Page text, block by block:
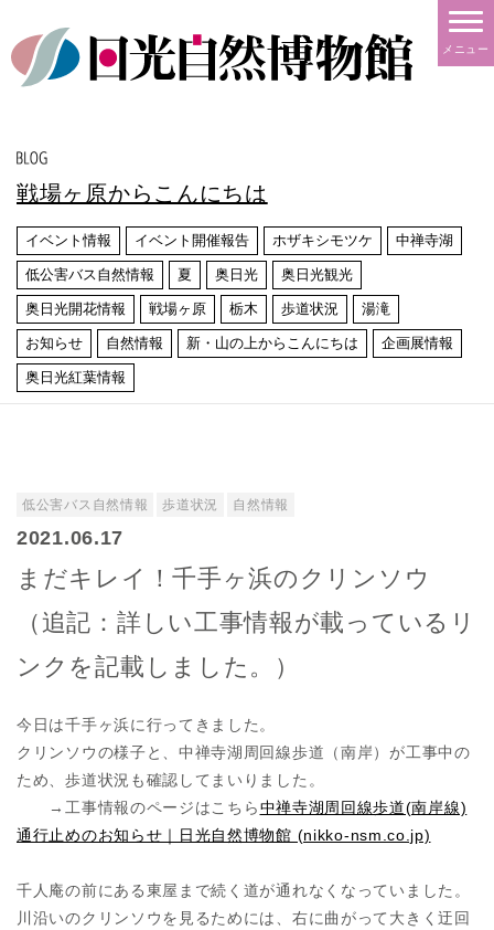
メニュー
戦場ヶ原からこんにちは
イベント情報 イベント開催報告 ホザキシモツケ 中禅寺湖
低公害バス自然情報 夏 奥日光 奥日光観光
奥日光開花情報 戦場ヶ原 栃木 歩道状況 湯滝
お知らせ 自然情報 新・山の上からこんにちは 企画展情報
奥日光紅葉情報
低公害バス自然情報 歩道状況 自然情報
2021.06.17
まだキレイ！千手ヶ浜のクリンソウ
（追記：詳しい工事情報が載っているリ
ンクを記載しました。）
今日は千手ヶ浜に行ってきました。
クリンソウの様子と、中禅寺湖周回線歩道（南岸）が工事中の
ため、歩道状況も確認してまいりました。
→工事情報のページはこちら中禅寺湖周回線歩道(南岸線)
通行止めのお知らせ｜日光自然博物館 (nikko-nsm.co.jp)
千人庵の前にある東屋まで続く道が通れなくなっていました。
川沿いのクリンソウを見るためには、右に曲がって大きく迂回